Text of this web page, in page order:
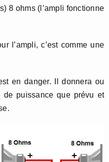
8 ohms (l’ampli fonctionne
l’ampli, c’est comme une
en danger. Il donnera ou
de puissance que prévu et